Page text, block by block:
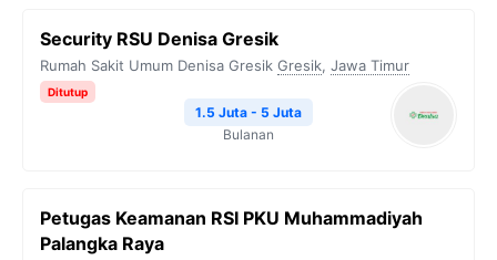
Security RSU Denisa Gresik
Rumah Sakit Umum Denisa Gresik Gresik, Jawa Timur
Ditutup
1.5 Juta - 5 Juta
Bulanan
Petugas Keamanan RSI PKU Muhammadiyah
Palangka Raya